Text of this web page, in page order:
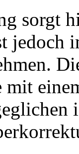
sorgt
jedoch
mit